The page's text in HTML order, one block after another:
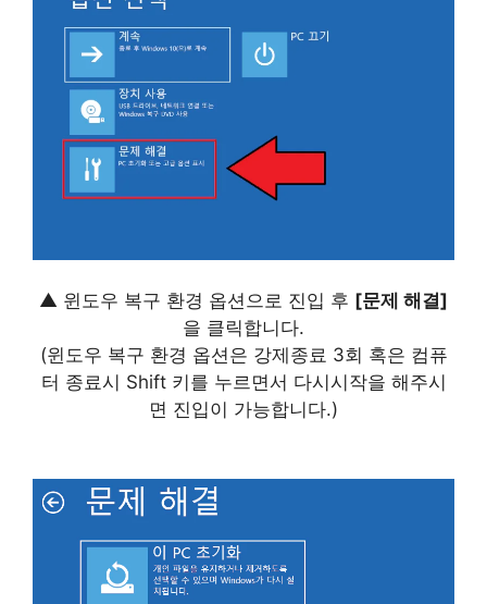
▲ 윈도우 복구 환경 옵션으로 진입 후 [문제 해결]
을 클릭합니다.
(윈도우 복구 환경 옵션은 강제종료 3회 혹은 컴퓨
터 종료시 Shift 키를 누르면서 다시시작을 해주시
면 진입이 가능합니다.)